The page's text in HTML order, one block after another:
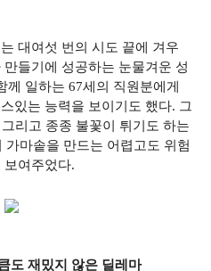
대여섯 번의 시도 끝에 겨우
들기에 성공하는 눈물겨운 성
일하는 67세의 직원분에게
있는 능력을 보이기도 했다. 그
리고 종종 불꽃이 튀기도 하는
마솥을 만드는 어렵고도 위험
보여주었다.
도 재밌지 않은 딜레마